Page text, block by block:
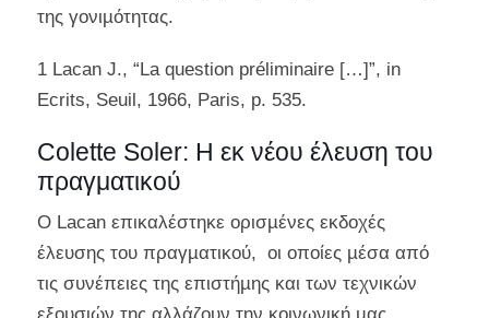
της γονιµότητας.
1 Lacan J., “La question préliminaire […]”, in
Ecrits, Seuil, 1966, Paris, p. 535.
Colette Soler: Η εκ νέου έλευση του
πραγματικού
Ο Lacan επικαλέστηκε ορισµένες εκδοχές
έλευσης του πραγµατικού, οι οποίες µέσα από
τις συνέπειες της επιστήµης και των τεχνικών